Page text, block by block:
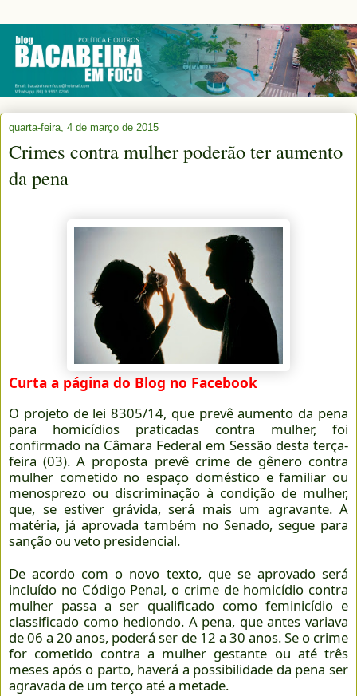
quarta-feira, 4 de março de 2015
Crimes contra mulher poderão ter aumento
da pena
Curta a página do Blog no Facebook
O projeto de lei 8305/14, que prevê aumento da pena
para homicídios praticadas contra mulher, foi
confirmado na Câmara Federal em Sessão desta terça-
feira (03). A proposta prevê crime de gênero contra
mulher cometido no espaço doméstico e familiar ou
menosprezo ou discriminação à condição de mulher,
que, se estiver grávida, será mais um agravante. A
matéria, já aprovada também no Senado, segue para
sanção ou veto presidencial.
De acordo com o novo texto, que se aprovado será
incluído no Código Penal, o crime de homicídio contra
mulher passa a ser qualificado como feminicídio e
classificado como hediondo. A pena, que antes variava
de 06 a 20 anos, poderá ser de 12 a 30 anos. Se o crime
for cometido contra a mulher gestante ou até três
meses após o parto, haverá a possibilidade da pena ser
agravada de um terço até a metade.